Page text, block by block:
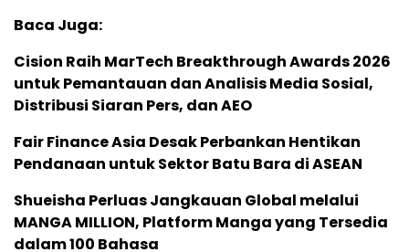
Baca Juga:
Cision Raih MarTech Breakthrough Awards 2026
untuk Pemantauan dan Analisis Media Sosial,
Distribusi Siaran Pers, dan AEO
Fair Finance Asia Desak Perbankan Hentikan
Pendanaan untuk Sektor Batu Bara di ASEAN
Shueisha Perluas Jangkauan Global melalui
MANGA MILLION, Platform Manga yang Tersedia
dalam 100 Bahasa